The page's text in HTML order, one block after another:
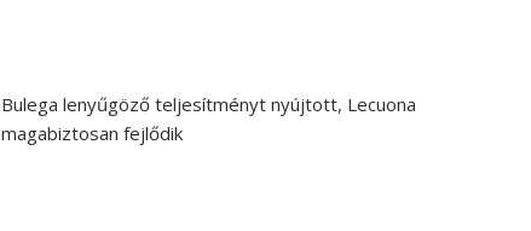
Bulega lenyűgöző teljesítményt nyújtott, Lecuona
magabiztosan fejlődik